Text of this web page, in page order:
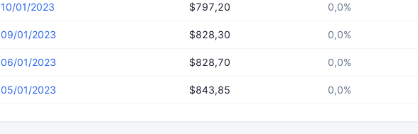
10/01/2023 $797,20 0,0%
09/01/2023 $828,30 0,0%
06/01/2023 $828,70 0,0%
05/01/2023 $843,85 0,0%